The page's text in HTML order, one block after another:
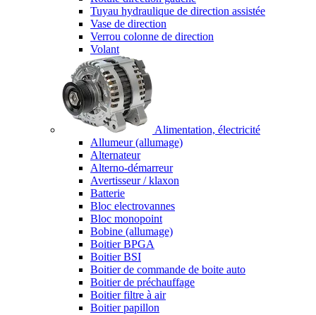
Tuyau hydraulique de direction assistée
Vase de direction
Verrou colonne de direction
Volant
Alimentation, électricité
Allumeur (allumage)
Alternateur
Alterno-démarreur
Avertisseur / klaxon
Batterie
Bloc electrovannes
Bloc monopoint
Bobine (allumage)
Boitier BPGA
Boitier BSI
Boitier de commande de boite auto
Boitier de préchauffage
Boitier filtre à air
Boitier papillon